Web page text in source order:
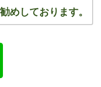
めしております。